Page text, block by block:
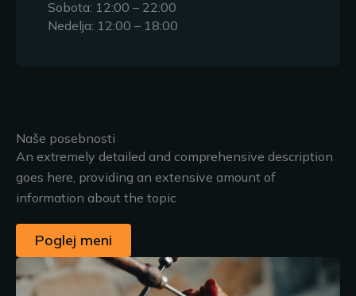
Sobota: 12:00 – 22:00
Nedelja: 12:00 – 18:00
Naše posebnosti
An extremely detailed and comprehensive description
goes here, providing an extensive amount of
information about the topic
Poglej meni